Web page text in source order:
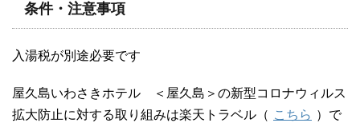
条件・注意事項
入湯税が別途必要です
屋久島いわさきホテル ＜屋久島＞の新型コロナウィルス
拡大防止に対する取り組みは楽天トラベル（ こちら ）で